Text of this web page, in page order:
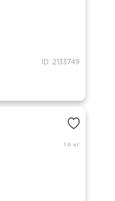
ID: 2133749
1.6 кг